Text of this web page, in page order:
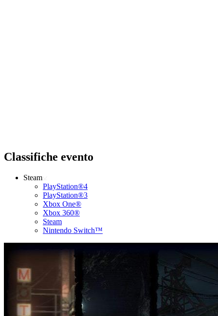
Classifiche evento
Steam
PlayStation®4
PlayStation®3
Xbox One®
Xbox 360®
Steam
Nintendo Switch™